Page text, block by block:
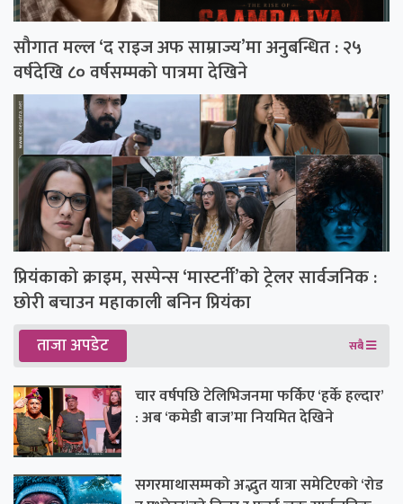
सौगात मल्ल ‘द राइज अफ साम्राज्य’मा अनुबन्धित : २५
वर्षदेखि ८० वर्षसम्मको पात्रमा देखिने
प्रियंकाको क्राइम, सस्पेन्स ‘मास्टर्नी’को ट्रेलर सार्वजनिक :
छोरी बचाउन महाकाली बनिन प्रियंका
ताजा अपडेट सबै
चार वर्षपछि टेलिभिजनमा फर्किए ‘हर्के हल्दार’
: अब ‘कमेडी बाज’मा नियमित देखिने
सगरमाथासम्मको अद्भुत यात्रा समेटिएको ‘रोड